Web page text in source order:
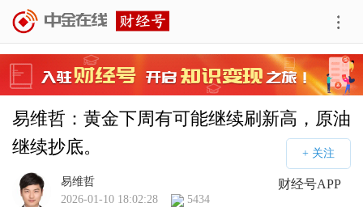
易维哲：黄金下周有可能继续刷新高，原油
继续抄底。
财经号APP
易维哲
2026-01-10 18:02:28
5434